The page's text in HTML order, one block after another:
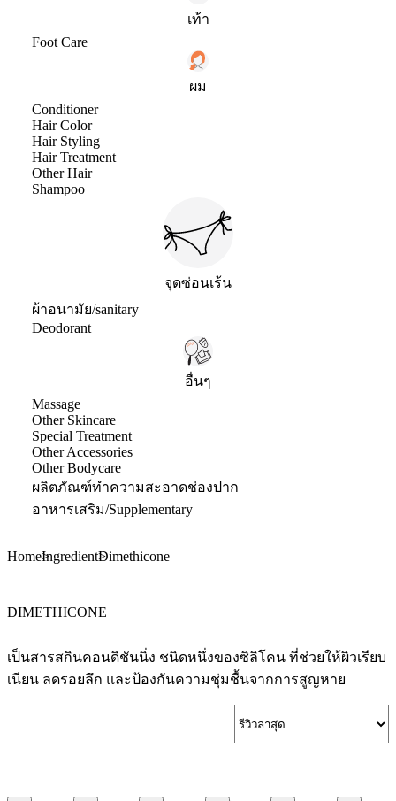
เท้า
Foot Care
ผม
Conditioner
Hair Color
Hair Styling
Hair Treatment
Other Hair
Shampoo
จุดซ่อนเร้น
ผ้าอนามัย/sanitary
Deodorant
อื่นๆ
Massage
Other Skincare
Special Treatment
Other Accessories
Other Bodycare
ผลิตภัณฑ์ทำความสะอาดช่องปาก
อาหารเสริม/Supplementary
HomeIngredientDimethicone
DIMETHICONE
เป็นสารสกินคอนดิชันนิ่ง ชนิดหนึ่งของซิลิโคน ที่ช่วยให้ผิวเรียบ
เนียน ลดรอยลึก และป้องกันความชุ่มชื้นจากการสูญหาย